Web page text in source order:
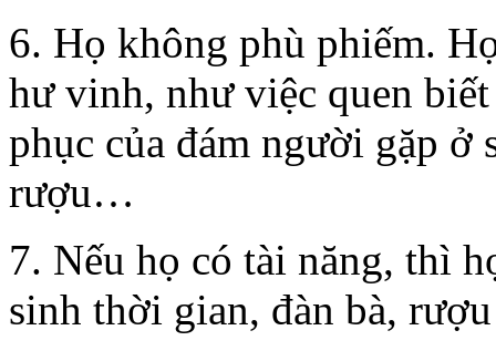
6. Họ không phù phiếm.
hư vinh, như việc quen
phục của đám người gặp ở
rượu…
7. Nếu họ có tài năng, thì
sinh thời gian, đàn bà,